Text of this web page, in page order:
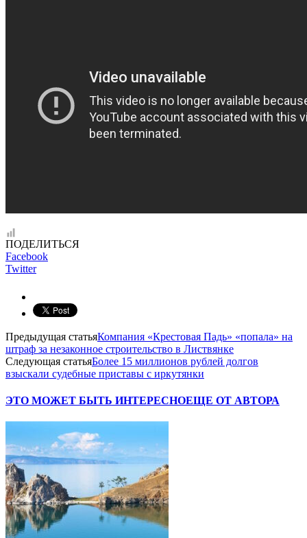
ПОДЕЛИТЬСЯ
Facebook
Twitter
Предыдущая статьяКомпания «Крестовая Падь» «попала» на
штраф за незаконное строительство в Листвянке
Следующая статьяБолее 15 миллионов рублей долгов
взыскали судебные приставы с иркутянки
ЭТО МОЖЕТ БЫТЬ ИНТЕРЕСНОЕЩЕ ОТ АВТОРА